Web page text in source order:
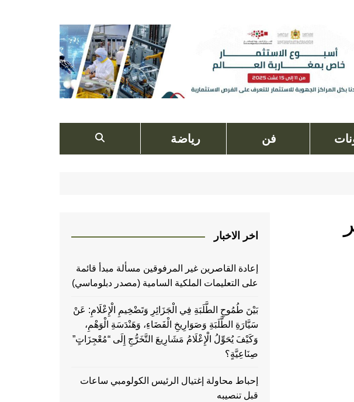
فن رياضة
اخر الاخبار
إعادة القاصرين غير المرفوقين مسألة مبدأ قائمة
على التعليمات الملكية السامية (مصدر دبلوماسي)
بَيْنَ طُمُوحِ الطَّلَبَةِ فِي الْجَزَائِرِ وَتَضْخِيمِ الْإِعْلَامِ: عَنْ
سَيَّارَةِ الطَّلَبَةِ وَصَوَارِيخِ الْفَضَاءِ، وَهَنْدَسَةِ الْوَهْمِ،
وَكَيْفَ يُحَوِّلُ الْإِعْلَامُ مَشَارِيعَ التَّخَرُّجِ إِلَى “مُعْجِزَاتٍ”
صِنَاعِيَّةٍ؟
إحباط محاولة إغتيال الرئيس الكولومبي ساعات
قبل تنصيبه